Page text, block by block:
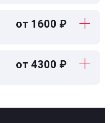
от 1600 ₽
от 4300 ₽